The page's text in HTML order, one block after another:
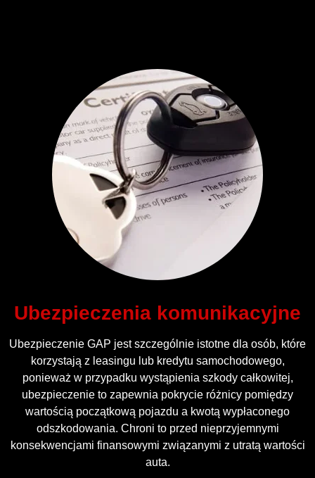
Ubezpieczenia komunikacyjne
Ubezpieczenie GAP jest szczególnie istotne dla osób, które
korzystają z leasingu lub kredytu samochodowego,
ponieważ w przypadku wystąpienia szkody całkowitej,
ubezpieczenie to zapewnia pokrycie różnicy pomiędzy
wartością początkową pojazdu a kwotą wypłaconego
odszkodowania. Chroni to przed nieprzyjemnymi
konsekwencjami finansowymi związanymi z utratą wartości
auta.